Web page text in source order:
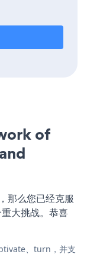
of
那么您已经克服
大挑战。恭喜
、turn，并支